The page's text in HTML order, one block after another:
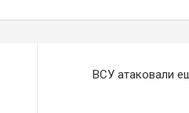
ВСУ атаковали